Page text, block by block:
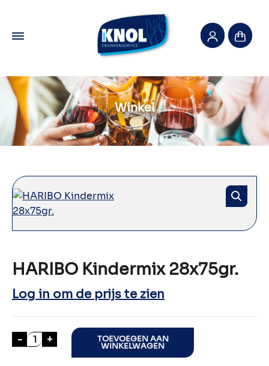
Winkel
HARIBO Kindermix 28x75gr.
Log in om de prijs te zien
- HARIBO Kindermix 28x75gr. aantal
+ TOEVOEGEN AAN
WINKELWAGEN